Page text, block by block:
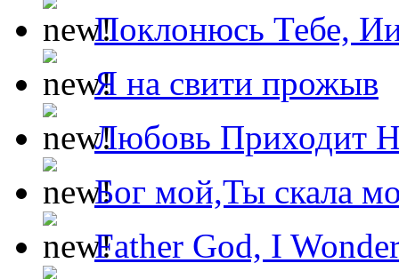
Поклонюсь Тебе,
Я на свити прожыв
Любовь Приходит
Бог мой,Ты скала
Father God, I